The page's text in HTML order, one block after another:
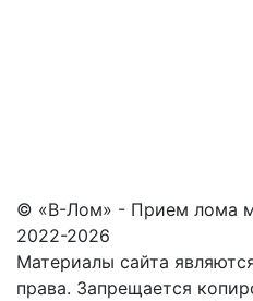
© «В-Лом» - Прием лома
2022-2026
Материалы сайта
права. Запрещается